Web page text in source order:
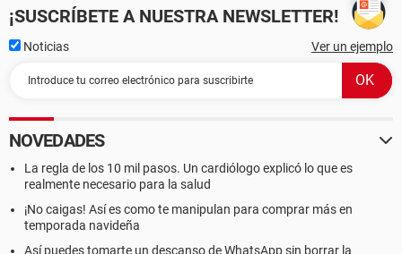
¡SUSCRÍBETE A NUESTRA NEWSLETTER!
Noticias Ver un ejemplo
NOVEDADES
La regla de los 10 mil pasos. Un cardiólogo explicó lo que es
realmente necesario para la salud
¡No caigas! Así es como te manipulan para comprar más en
temporada navideña
Así puedes tomarte un descanso de WhatsApp sin borrar la